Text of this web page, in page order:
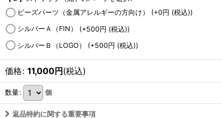
ビーズパーツ（金属アレルギーの方向け） (+0円 (税込))
シルバーＡ（FIN） (+500円 (税込))
シルバーＢ（LOGO） (+500円 (税込))
価格: 11,000円(税込)
数量: 個
返品特約に関する重要事項